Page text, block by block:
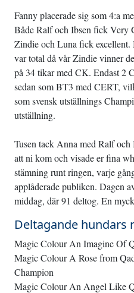
Fanny placerade sig som 4:a
Både Ralf och Ibsen fick Very
Zindie och Luna fick excellent.
var total då vår Zindie vinner
på 34 tikar med CK. Endast 2
sedan som BT3 med CERT,
som svensk utställnings
utställning.
Tusen tack Anna med Ralf
att ni kom och visade er fina
stämning runt ringen, varje
applåderade publiken. Dagen
middag, där 91 deltog. En
Deltagande hundars
Magic Colour An Imagine Of
Magic Colour A Rose from
Champion
Magic Colour An Angel Like